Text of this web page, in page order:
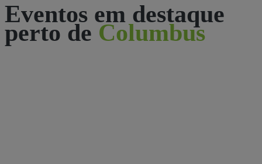
Eventos em destaque
perto de Columbus